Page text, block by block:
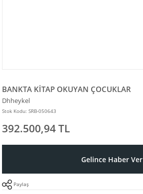
BANKTA KİTAP OKUYAN ÇOCUKLAR
Dhheykel
Stok Kodu: SRB-050643
392.500,94 TL
Gelince Haber Ver
Paylaş